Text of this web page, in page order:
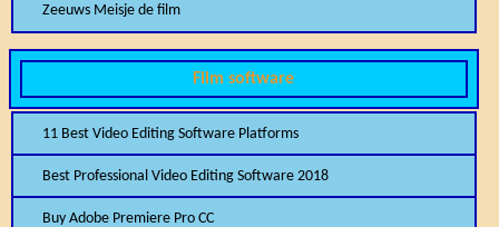
Zeeuws Meisje de film
Film software
11 Best Video Editing Software Platforms
Best Professional Video Editing Software 2018
Buy Adobe Premiere Pro CC